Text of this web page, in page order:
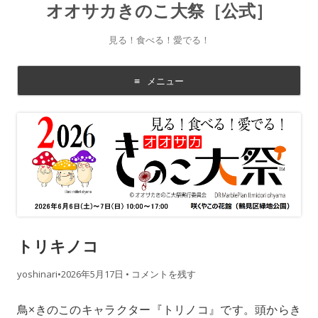
オオサカきのこ大祭［公式］
見る！食べる！愛でる！
メニュー
コ
トリキノコ
yoshinari•2026年5月17日 • コメントを残す
鳥×きのこのキャラクター『トリノコ』です。頭からき